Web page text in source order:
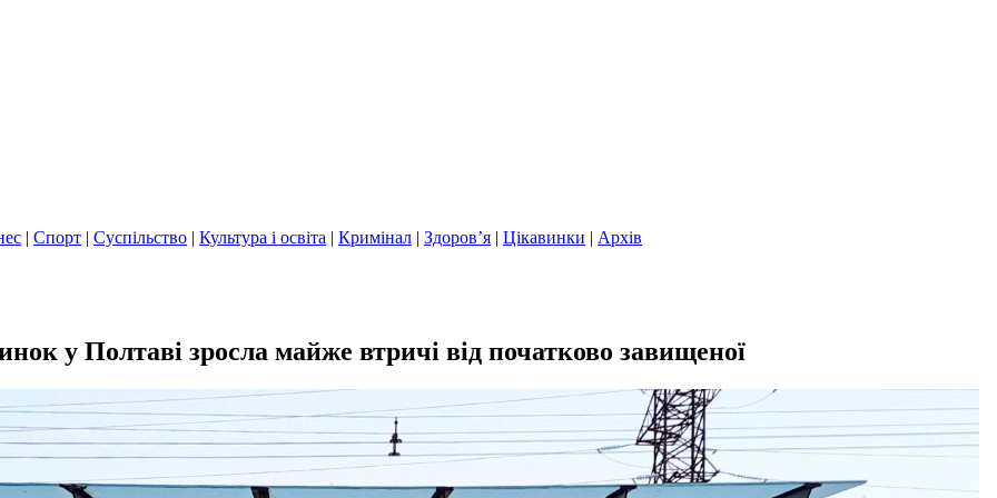
| Спорт | Суспільство | Культура і освіта | Кримінал | Здоров’я | Цікавинки | Архів
у Полтаві зросла майже втричі від початково завищеної